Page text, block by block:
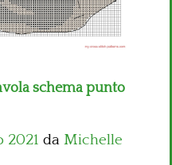
schema punto
2021 da Michelle